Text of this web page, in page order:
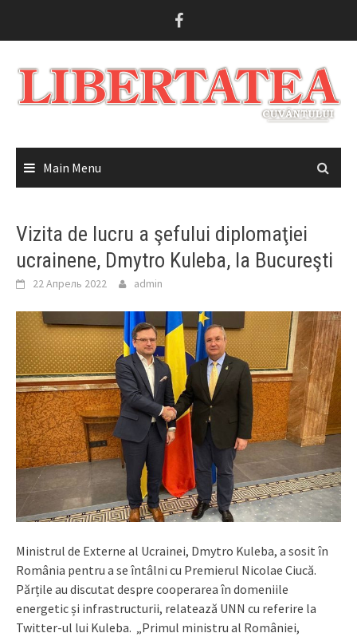
Main Menu
Vizita de lucru a şefului diplomaţiei
ucrainene, Dmytro Kuleba, la Bucureşti
22 Апрель 2022 admin
Ministrul de Externe al Ucrainei, Dmytro Kuleba, a sosit în
România pentru a se întâlni cu Premierul Nicolae Ciucă.
Părțile au discutat despre cooperarea în domeniile
energetic și infrastructurii, relatează UNN cu referire la
Twitter-ul lui Kuleba. „Primul ministru al României,